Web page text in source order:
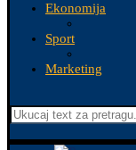
Ekonomija
Sport
Marketing